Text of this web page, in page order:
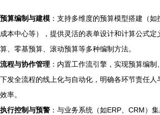
预算编制与建模 ：支持多维度的预算模型搭建（如
成本中心等），提供灵活的表单设计和计算公式定
算、零基预算、滚动预算等多种编制方法。
流程与协作管理 ：内置工作流引擎，实现预算编制
下发全流程的线上化与自动化，明确各环节责任人
效率。
执行控制与预警 ：与业务系统（如ERP、CRM）